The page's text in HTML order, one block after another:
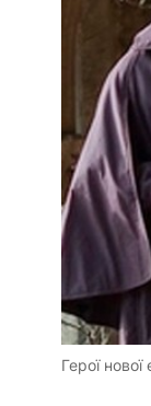
Герої